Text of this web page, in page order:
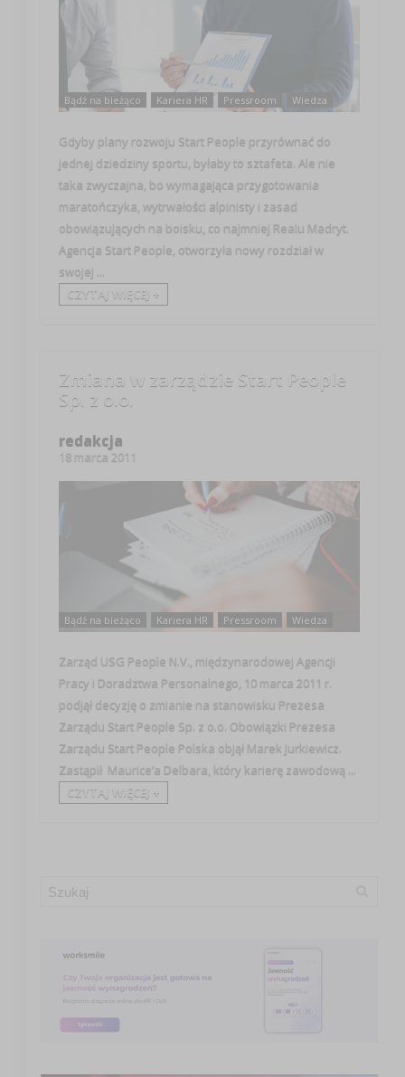
Bądź na bieżąco Kariera HR Pressroom Wiedza
Gdyby plany rozwoju Start People przyrównać do
jednej dziedziny sportu, byłaby to sztafeta. Ale nie
taka zwyczajna, bo wymagająca przygotowania
maratończyka, wytrwałości alpinisty i zasad
obowiązujących na boisku, co najmniej Realu Madryt.
Agencja Start People, otworzyła nowy rozdział w
swojej ...
CZYTAJ WIĘCEJ +
Zmiana w zarządzie Start People
Sp. z o.o.
redakcja
18 marca 2011
Bądź na bieżąco Kariera HR Pressroom Wiedza
Zarząd USG People N.V., międzynarodowej Agencji
Pracy i Doradztwa Personalnego, 10 marca 2011 r.
podjął decyzję o zmianie na stanowisku Prezesa
Zarządu Start People Sp. z o.o. Obowiązki Prezesa
Zarządu Start People Polska objął Marek Jurkiewicz.
Zastąpił Maurice’a Delbara, który karierę zawodową ...
CZYTAJ WIĘCEJ +